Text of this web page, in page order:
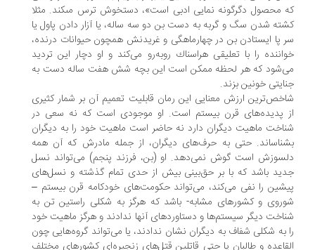
محصول دگرگونه نمایی ادبی است»، دستخوش ترس مى‏كند. مثلا
شدن سگ و گربه به دست بن دو سه ساله، یا آزار دادن پاول یا
پا ایستادن بن در چهارماهگی و غریدنش همچون حیوانات درنده،
را با تعليقى هراسناك روبه‌‏رو می‌کند و او دچار این تردید
که هر لحظه ممکن است این بچه شش هفت ساله دست به
خونین بزند.
ارزش معنایی این رمان قابلیت تعمیم آن بر شمار کثیری
پدیده‌های قرن بیستم است. او موجودی است که نه سعی در
ماهیت دیگران دارد نه حاضر است ماهیت خود را به دیگران
حتی به حرف‌های دیگران، از جمله مادرش که آن همه
است گوش نمی‌دهد. او (بن، فرزند پنجم) می‌تواند نسل
باشد که با بر حق‌بینی بیش از حدی تمام گذشته و نسل‌های
را نفی می‌کند، می‌تواند حکومت‌های خودکامه قرن بیستم –
و کشورهای مشابه- باشد که هرگز به شکلی راستین تن به
دیگر سیستم‌ها و دستاوردهای آنها ندادند و هرگز ماهیت خود
به شکلی شفاف به دیگران نشان ندادند، یا می‌تواند گروه‌هایی چون
و طالبان یا حتی قاتلین قتل‌های زنجیره‌ای کشورهای مختلف